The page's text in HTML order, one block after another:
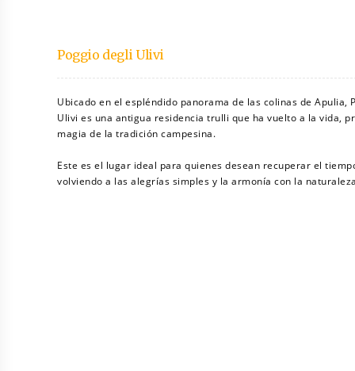
Poggio degli Ulivi
Ubicado en el espléndido panorama de las colinas de Apulia,
Ulivi es una antigua residencia trulli que ha vuelto a la vida,
magia de la tradición campesina.
Este es el lugar ideal para quienes desean recuperar el
volviendo a las alegrías simples y la armonía con la